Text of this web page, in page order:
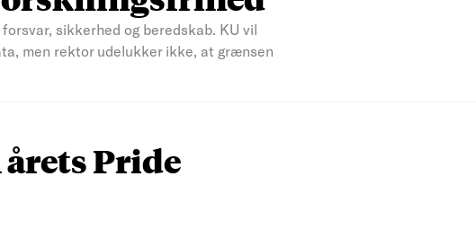
sikkerhed og beredskab. KU vil
men rektor udelukker ikke, at grænsen
Pride